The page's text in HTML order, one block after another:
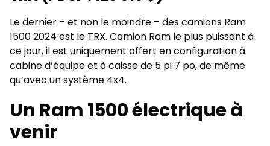
Le dernier – et non le moindre – des camions Ram
1500 2024 est le TRX. Camion Ram le plus puissant à
ce jour, il est uniquement offert en configuration à
cabine d’équipe et à caisse de 5 pi 7 po, de même
qu’avec un système 4x4.
Un Ram 1500 électrique à
venir